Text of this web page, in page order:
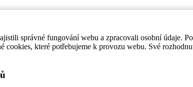
správné fungování webu a zpracovali osobní údaje.
cookies, které potřebujeme k provozu webu. Své